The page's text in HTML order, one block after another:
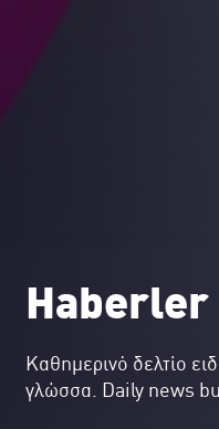
Haberler
Kαθημερινό δελτίο
γλώσσα. Daily news